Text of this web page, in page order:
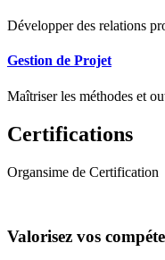
Développer des relations
Gestion de Projet
Maîtriser les méthodes et
Certifications
Organsime de Certification
Valorisez vos